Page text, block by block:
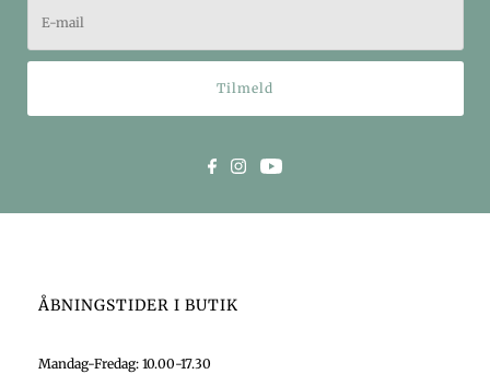
Tilmeld
ÅBNINGSTIDER I BUTIK
Mandag-Fredag: 10.00-17.30